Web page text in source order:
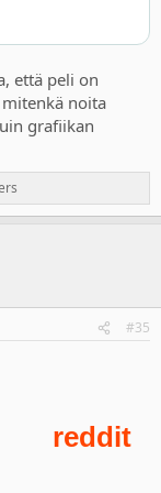
että peli on
noita
grafiikan
#35